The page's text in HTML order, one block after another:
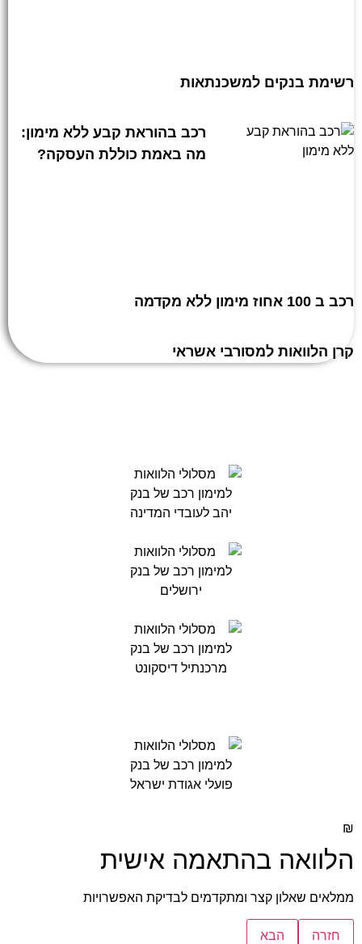
רשימת בנקים למשכנתאות
רכב בהוראת קבע ללא מימון:
מה באמת כוללת העסקה?
רכב ב 100 אחוז מימון ללא מקדמה
קרן הלוואות למסורבי אשראי
₪
הלוואה בהתאמה אישית
ממלאים שאלון קצר ומתקדמים לבדיקת האפשרויות
חזרה הבא